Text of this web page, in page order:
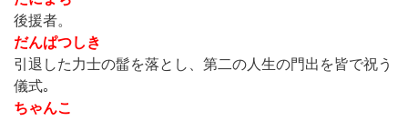
後援者。
だんぱつしき
引退した力士の髷を落とし、第二の人生の門出を皆で祝う
儀式｡
ちゃんこ